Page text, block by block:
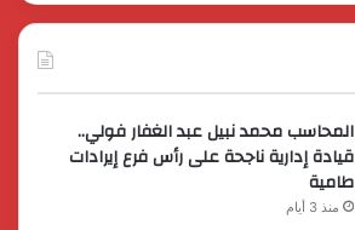
المحاسب محمد نبيل عبد الغفار فولي..
قيادة إدارية ناجحة على رأس فرع إيرادات
طامية
منذ 3 أيام